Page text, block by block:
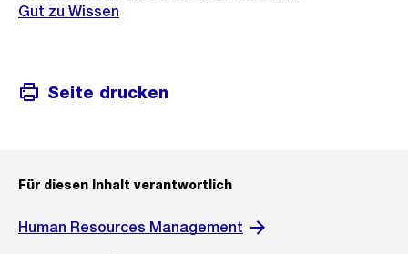
Gut zu Wissen
Seite drucken
Für diesen Inhalt verantwortlich
Human Resources Management